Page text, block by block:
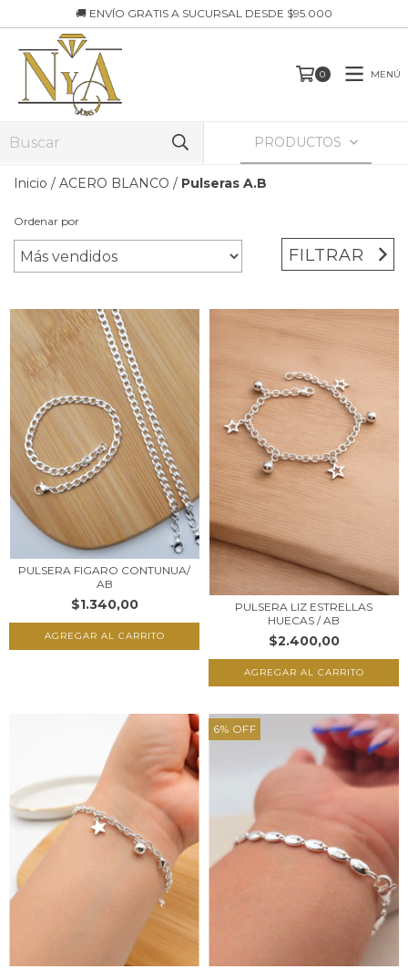
🚚 ENVÍO GRATIS A SUCURSAL DESDE $95.000
0 MENÚ
PRODUCTOS
Inicio / ACERO BLANCO / Pulseras A.B
Ordenar por
FILTRAR
PULSERA FIGARO CONTUNUA/
AB
$1.340,00
PULSERA LIZ ESTRELLAS
HUECAS / AB
$2.400,00
6% OFF